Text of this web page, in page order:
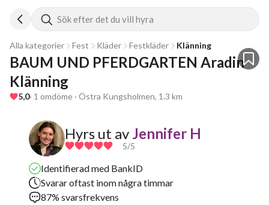
Sök efter det du vill hyra
Alla kategorier Fest Kläder Festkläder Klänning
BAUM UND PFERDGARTEN Aradin
Klänning
5,0· 1 omdöme · Östra Kungsholmen, 1.3 km
Hyrs ut av Jennifer H
5/5
Identifierad med BankID
Svarar oftast inom några timmar
87% svarsfrekvens